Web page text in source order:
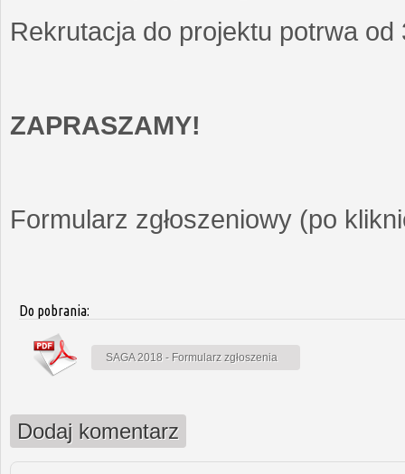
Rekrutacja do projektu potrwa
ZAPRASZAMY!
Formularz zgłoszeniowy (po
Do pobrania:
SAGA 2018 - Formularz zgłoszenia
Dodaj komentarz